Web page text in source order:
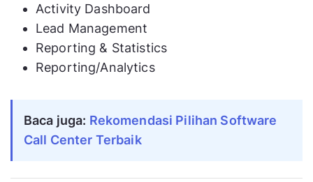
Activity Dashboard
Lead Management
Reporting & Statistics
Reporting/Analytics
Baca juga: Rekomendasi Pilihan Software
Call Center Terbaik